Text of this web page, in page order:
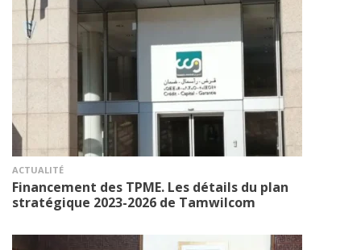
ACTUALITÉ
Financement des TPME. Les détails du plan
stratégique 2023-2026 de Tamwilcom